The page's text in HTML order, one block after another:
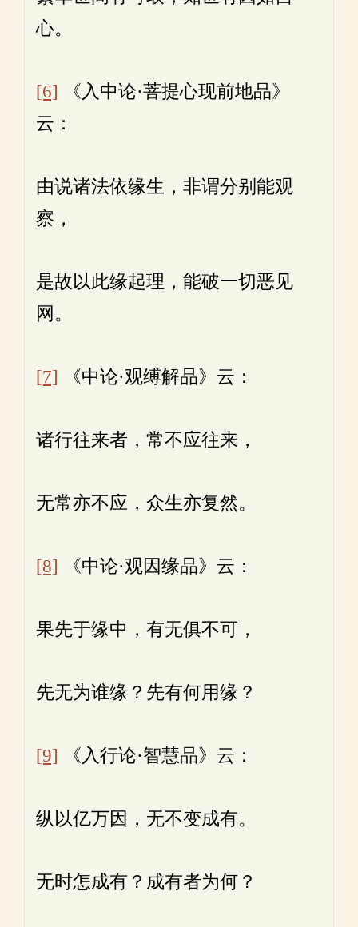
心。
[6] 《入中论·菩提心现前地品》
云：
由说诸法依缘生，非谓分别能观
察，
是故以此缘起理，能破一切恶见
网。
[7] 《中论·观缚解品》云：
诸行往来者，常不应往来，
无常亦不应，众生亦复然。
[8] 《中论·观因缘品》云：
果先于缘中，有无俱不可，
先无为谁缘？先有何用缘？
[9] 《入行论·智慧品》云：
纵以亿万因，无不变成有。
无时怎成有？成有者为何？